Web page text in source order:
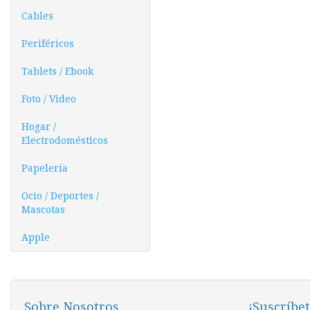
Cables
Periféricos
Tablets / Ebook
Foto / Video
Hogar /
Electrodomésticos
Papelería
Ocio / Deportes /
Mascotas
Apple
Sobre Nosotros